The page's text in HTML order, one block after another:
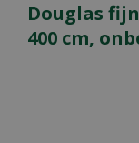
Douglas
400 cm,